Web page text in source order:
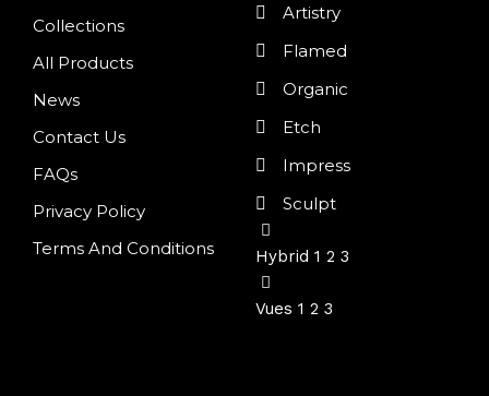
Collections
All Products
News
Contact Us
FAQs
Privacy Policy
Terms And Conditions
Artistry
Flamed
Organic
Etch
Impress
Sculpt
Hybrid 1 2 3
Vues 1 2 3